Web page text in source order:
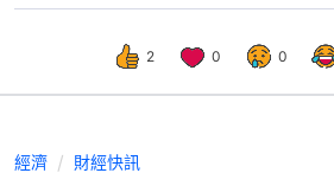
2 0 0
經濟 財經快訊